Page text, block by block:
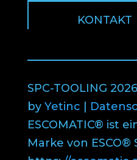
KONTAKT
SPC-TOOLING
by Yetinc |
ESCOMATIC® ist
Marke von ESCO®